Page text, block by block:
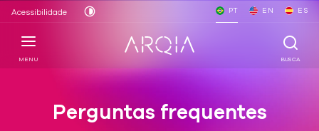
Acessibilidade PT EN ES
MENU BUSCA
Perguntas frequentes